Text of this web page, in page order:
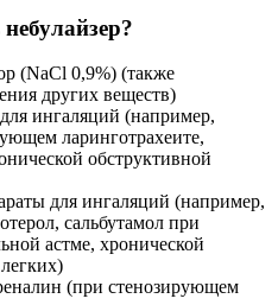
(NaCl 0,9%) (также
других веществ)
ингаляций (например,
ларинготрахеите,
обструктивной
для ингаляций (например,
сальбутамол при
астме, хронической
(при стенозирующем